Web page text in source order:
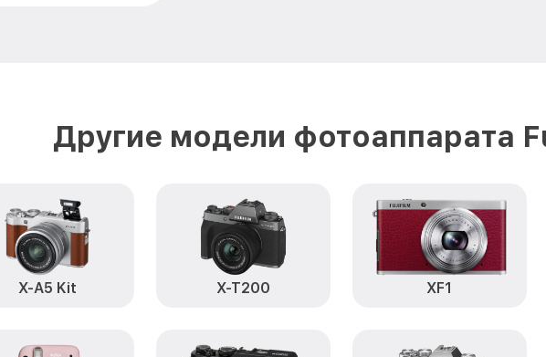
Замена CCD/CMOS матрицы X-
Замена материнской платы X-
Замена платы отсека карты
Другие модели фотоаппарата
X-A5 Kit X-T200 XF1